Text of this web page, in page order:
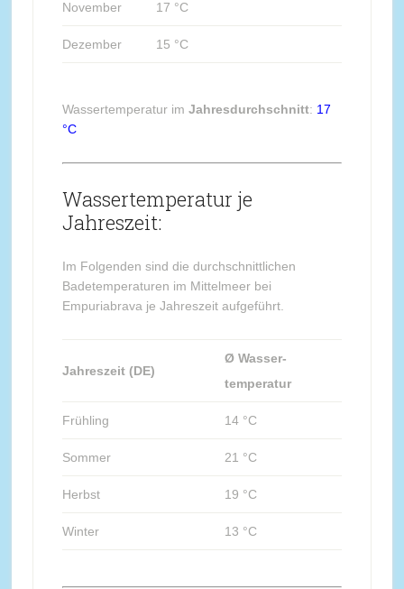
November 17 °C
Dezember 15 °C
Wassertemperatur im Jahresdurchschnitt: 17
°C
Wassertemperatur je
Jahreszeit:
Im Folgenden sind die durchschnittlichen
Badetemperaturen im Mittelmeer bei
Empuriabrava je Jahreszeit aufgeführt.
Jahreszeit (DE)
Ø Wasser-
temperatur
Frühling 14 °C
Sommer 21 °C
Herbst 19 °C
Winter 13 °C